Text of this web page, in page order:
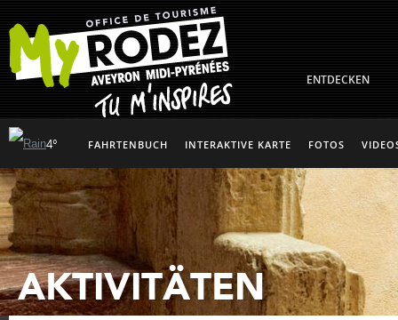
ENTDECKEN
4° FAHRTENBUCH INTERAKTIVE KARTE FOTOS
AKTIVITÄTEN